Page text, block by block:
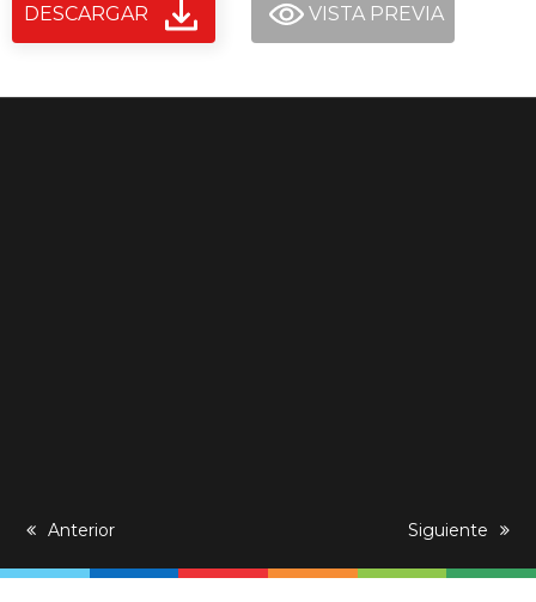
DESCARGAR VISTA PREVIA
previous
Anterior
next
Siguiente